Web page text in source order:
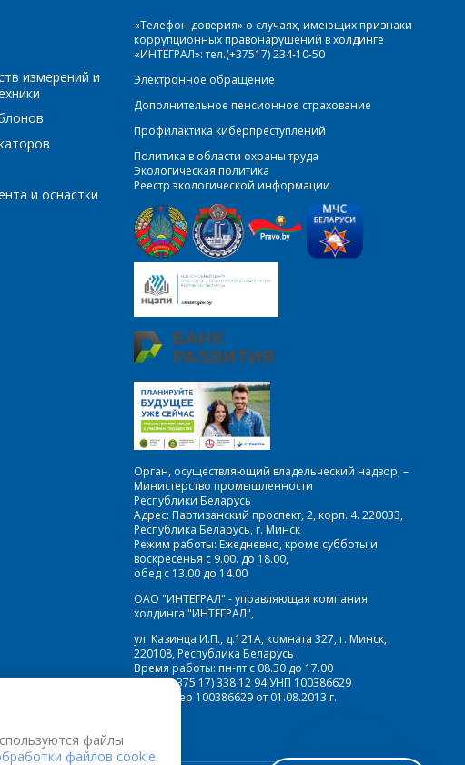
файлы
файлов cookie.
измерений и
и оснастки
«Телефон доверия» о случаях, имеющих признаки
коррупционных правонарушений в холдинге
«ИНТЕГРАЛ»: тел.(+37517) 234-10-50
Электронное обращение
Дополнительное пенсионное страхование
Профилактика киберпреступлений
Политика в области охраны труда
Экологическая политика
Реестр экологической информации
Орган, осуществляющий владельческий надзор, –
Министерство промышленности
Республики Беларусь
Адрес: Партизанский проспект, 2, корп. 4. 220033,
Республика Беларусь, г. Минск
Режим работы: Ежедневно, кроме субботы и
воскресенья с 9.00. до 18.00,
обед с 13.00 до 14.00
ОАО "ИНТЕГРАЛ" - управляющая компания
холдинга "ИНТЕГРАЛ",
ул. Казинца И.П., д.121А, комната 327, г. Минск,
220108, Республика Беларусь
Время работы: пн-пт с 08.30 до 17.00
Факс: (+375 17) 338 12 94 УНП 100386629
Рег. номер 100386629 от 01.08.2013 г.